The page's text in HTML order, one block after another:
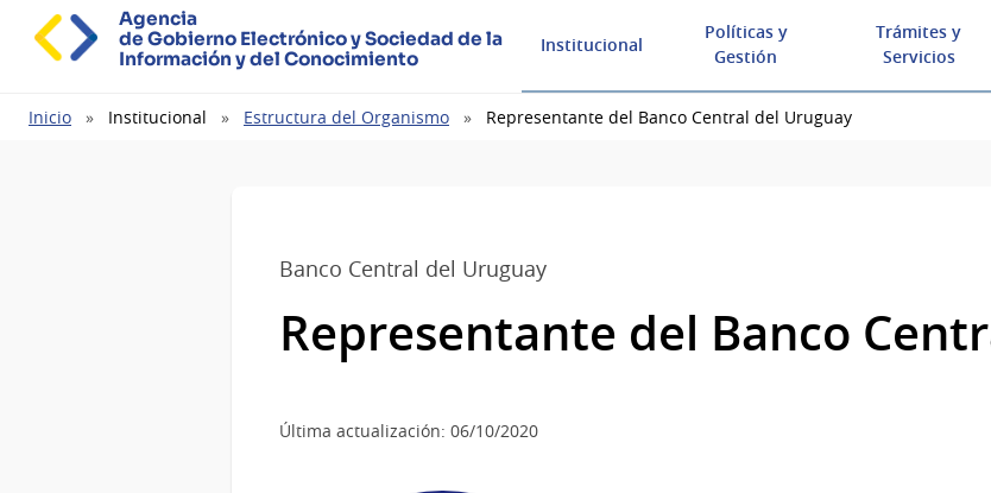
Agencia
de Gobierno Electrónico y Sociedad de la
Información y del Conocimiento
Institucional
Políticas y
Gestión
Trámites y
Servicios
Ruta
Inicio Institucional Estructura del Organismo Representante del Banco Central del Uruguay
Banco Central del Uruguay
Representante del Banco
Última actualización: 06/10/2020